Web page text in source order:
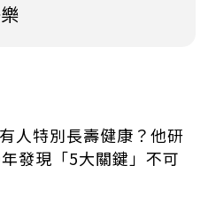
人特別長壽健康？他研
發現「5大關鍵」不可